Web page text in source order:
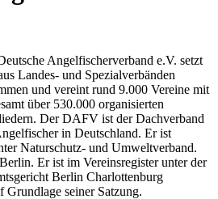
Angelfischerverband e.V. setzt
Landes- und Spezialverbänden
und vereint rund 9.000 Vereine mit
über 530.000 organisierten
Der DAFV ist der Dachverband
in Deutschland. Er ist
Naturschutz- und Umweltverband.
Er ist im Vereinsregister unter der
Berlin Charlottenburg
Grundlage seiner Satzung.